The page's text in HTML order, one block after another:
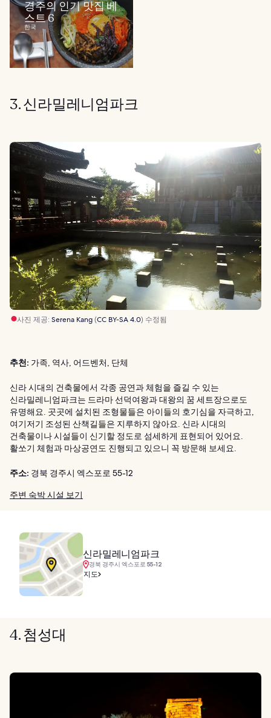
경주의 인기 맛집 베
스트 6
한국
3. 신라밀레니엄파크
사진 제공: Serena Kang(CC BY-SA 4.0) 수정됨
추천: 가족, 역사, 어드벤처, 단체
신라 시대의 건축물에서 각종 공연과 체험을 즐길 수 있는
신라밀레니엄파크는 드라마 선덕여왕과 대왕의 꿈 세트장으로도
유명해요. 곳곳에 설치된 조형물들은 아이들의 호기심을 자극하고,
여기저기 조성된 산책길들은 지루하지 않아요. 신라 시대의
건축물이나 시설들이 신기할 정도로 섬세하게 표현되어 있어요.
활쏘기 체험과 마상공연도 진행되고 있으니 꼭 방문해 보세요.
주소: 경북 경주시 엑스포로 55-12
주변 숙박 시설 보기
신라밀레니엄파크
경북 경주시 엑스포로 55-12
지도
4. 첨성대